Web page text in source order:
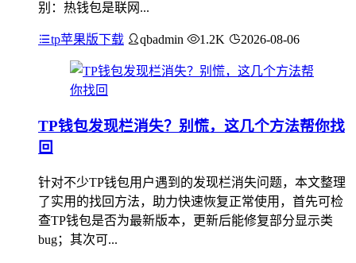
别：热钱包是联网...
tp苹果版下载 qbadmin 1.2K 2026-08-06
TP钱包发现栏消失？别慌，这几个方法帮你找
回
针对不少TP钱包用户遇到的发现栏消失问题，本文整理
了实用的找回方法，助力快速恢复正常使用，首先可检
查TP钱包是否为最新版本，更新后能修复部分显示类
bug；其次可...